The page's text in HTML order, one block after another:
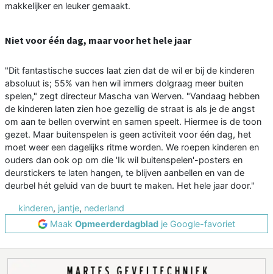
makkelijker en leuker gemaakt.
Niet voor één dag, maar voor het hele jaar
"Dit fantastische succes laat zien dat de wil er bij de kinderen
absoluut is; 55% van hen wil immers dolgraag meer buiten
spelen," zegt directeur Mascha van Werven. "Vandaag hebben
de kinderen laten zien hoe gezellig de straat is als je de angst
om aan te bellen overwint en samen speelt. Hiermee is de toon
gezet. Maar buitenspelen is geen activiteit voor één dag, het
moet weer een dagelijks ritme worden. We roepen kinderen en
ouders dan ook op om die 'Ik wil buitenspelen'-posters en
deurstickers te laten hangen, te blijven aanbellen en van de
deurbel hét geluid van de buurt te maken. Het hele jaar door."
kinderen, jantje, nederland
Maak Opmeerderdagblad je Google-favoriet